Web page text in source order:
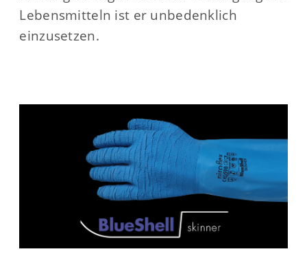
Lebensmitteln ist er unbedenklich
einzusetzen.